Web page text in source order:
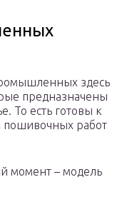
здесь
предназначены
То есть готовы к
работ
момент – модель